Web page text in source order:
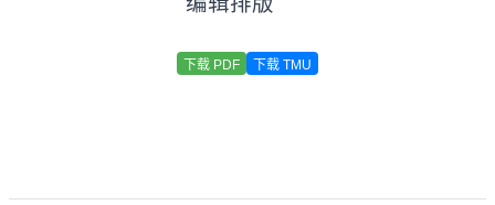
下载 PDF 下载 TMU